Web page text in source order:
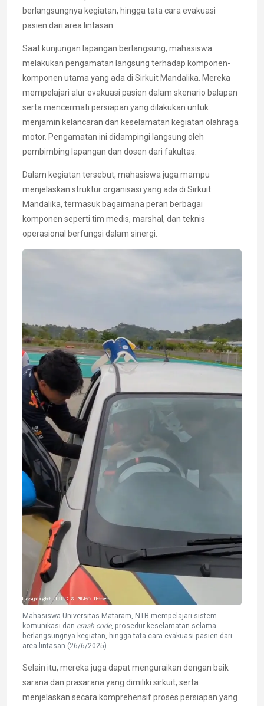
berlangsungnya kegiatan, hingga tata cara evakuasi
pasien dari area lintasan.
Saat kunjungan lapangan berlangsung, mahasiswa
melakukan pengamatan langsung terhadap komponen-
komponen utama yang ada di Sirkuit Mandalika. Mereka
mempelajari alur evakuasi pasien dalam skenario balapan
serta mencermati persiapan yang dilakukan untuk
menjamin kelancaran dan keselamatan kegiatan olahraga
motor. Pengamatan ini didampingi langsung oleh
pembimbing lapangan dan dosen dari fakultas.
Dalam kegiatan tersebut, mahasiswa juga mampu
menjelaskan struktur organisasi yang ada di Sirkuit
Mandalika, termasuk bagaimana peran berbagai
komponen seperti tim medis, marshal, dan teknis
operasional berfungsi dalam sinergi.
Mahasiswa Universitas Mataram, NTB mempelajari sistem
komunikasi dan crash code, prosedur keselamatan selama
berlangsungnya kegiatan, hingga tata cara evakuasi pasien dari
area lintasan (26/6/2025).
Selain itu, mereka juga dapat menguraikan dengan baik
sarana dan prasarana yang dimiliki sirkuit, serta
menjelaskan secara komprehensif proses persiapan yang